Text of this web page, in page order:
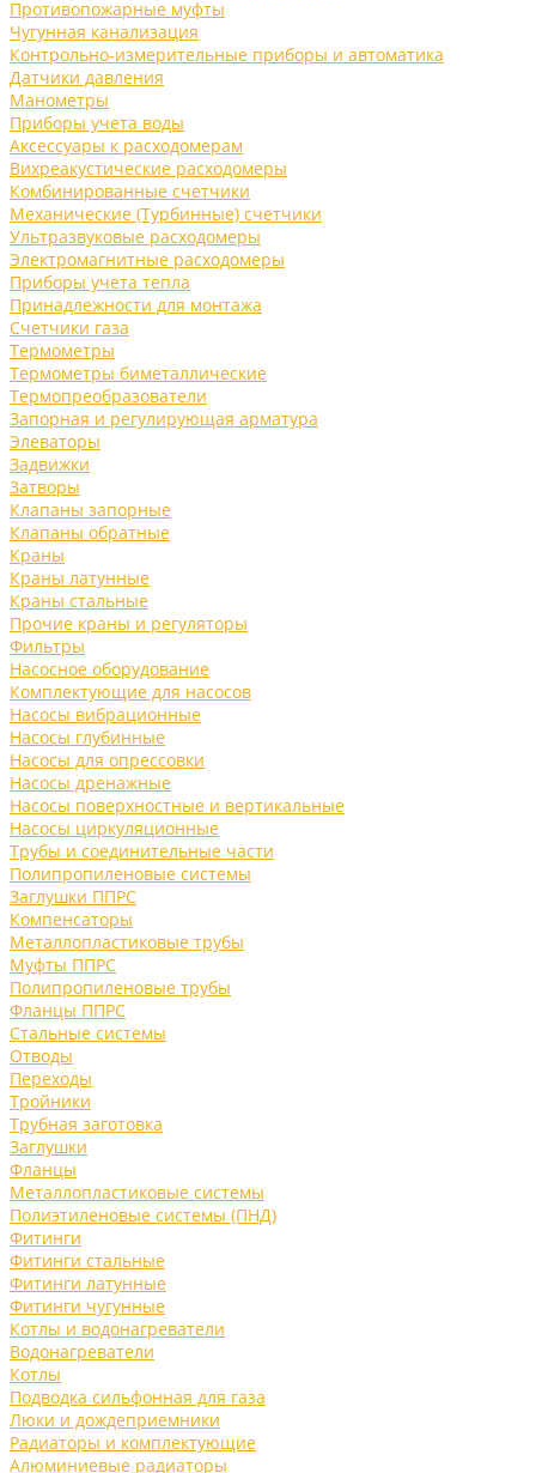
Противопожарные муфты
Чугунная канализация
Контрольно-измерительные приборы и автоматика
Датчики давления
Манометры
Приборы учета воды
Аксессуары к расходомерам
Вихреакустические расходомеры
Комбинированные счетчики
Механические (Турбинные) счетчики
Ультразвуковые расходомеры
Электромагнитные расходомеры
Приборы учета тепла
Принадлежности для монтажа
Счетчики газа
Термометры
Термометры биметаллические
Термопреобразователи
Запорная и регулирующая арматура
Элеваторы
Задвижки
Затворы
Клапаны запорные
Клапаны обратные
Краны
Краны латунные
Краны стальные
Прочие краны и регуляторы
Фильтры
Насосное оборудование
Комплектующие для насосов
Насосы вибрационные
Насосы глубинные
Насосы для опрессовки
Насосы дренажные
Насосы поверхностные и вертикальные
Насосы циркуляционные
Трубы и соединительные части
Полипропиленовые системы
Заглушки ППРС
Компенсаторы
Металлопластиковые трубы
Муфты ППРС
Полипропиленовые трубы
Фланцы ППРС
Стальные системы
Отводы
Переходы
Тройники
Трубная заготовка
Заглушки
Фланцы
Металлопластиковые системы
Полиэтиленовые системы (ПНД)
Фитинги
Фитинги стальные
Фитинги латунные
Фитинги чугунные
Котлы и водонагреватели
Водонагреватели
Котлы
Подводка сильфонная для газа
Люки и дождеприемники
Радиаторы и комплектующие
Алюминиевые радиаторы